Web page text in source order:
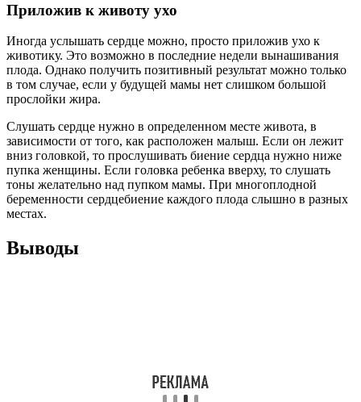
Приложив к животу ухо
Иногда услышать сердце можно, просто приложив ухо к
животику. Это возможно в последние недели вынашивания
плода. Однако получить позитивный результат можно только
в том случае, если у будущей мамы нет слишком большой
прослойки жира.
Слушать сердце нужно в определенном месте живота, в
зависимости от того, как расположен малыш. Если он лежит
вниз головкой, то прослушивать биение сердца нужно ниже
пупка женщины. Если головка ребенка вверху, то слушать
тоны желательно над пупком мамы. При многоплодной
беременности сердцебиение каждого плода слышно в разных
местах.
Выводы